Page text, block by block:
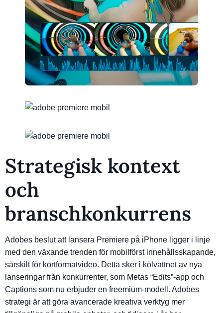
Strategisk kontext
och
branschkonkurrens
Adobes beslut att lansera Premiere på iPhone ligger i linje
med den växande trenden för mobilförst innehållsskapande,
särskilt för kortformatvideo. Detta sker i kölvattnet av nya
lanseringar från konkurrenter, som Metas “Edits”-app och
Captions som nu erbjuder en freemium-modell. Adobes
strategi är att göra avancerade kreativa verktyg mer